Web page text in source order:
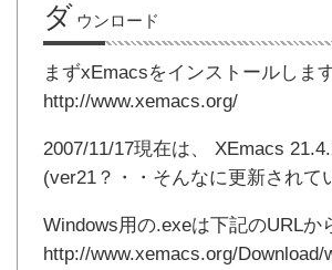
ダ ウンロード
まずxEmacsをインストールします
http://www.xemacs.org/
2007/11/17現在は、 XEmacs
(ver21？・・そんなに更新されて
Windows用の.exeは下記のURLか
http://www.xemacs.org/